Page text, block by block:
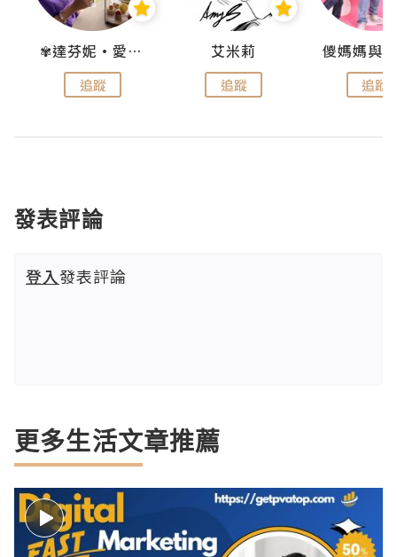
✾達芬妮•愛孩子•愛生活✾
追蹤
艾米莉
追蹤 追蹤
發表評論
登入發表評論
更多生活文章推薦